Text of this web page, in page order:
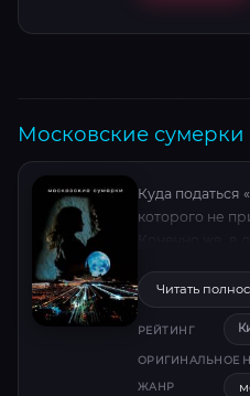
Московские сумерки
Куда податься
которого не
Но однажды
подобными, и
неожиданным
Читать
РЕЙТИНГ
ОРИГИНАЛЬНОЕ
ЖАНР